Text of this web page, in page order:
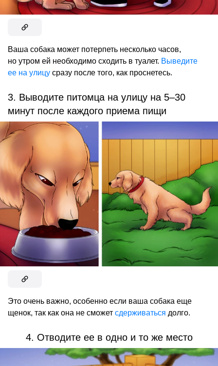
Ваша собака может потерпеть несколько часов,
но утром ей необходимо сходить в туалет. Выведите
ее на улицу сразу после того, как проснетесь.
3. Выводите питомца на улицу на 5–30
минут после каждого приема пищи
Это очень важно, особенно если ваша собака еще
щенок, так как она не сможет сдерживаться долго.
4. Отводите ее в одно и то же место